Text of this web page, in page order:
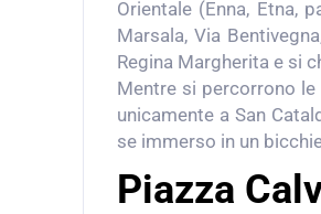
Orientale (Enna, Etna,
Marsala, Via
Regina Margherita e si
Mentre si percorrono le
unicamente a San
se immerso in un
Piazza